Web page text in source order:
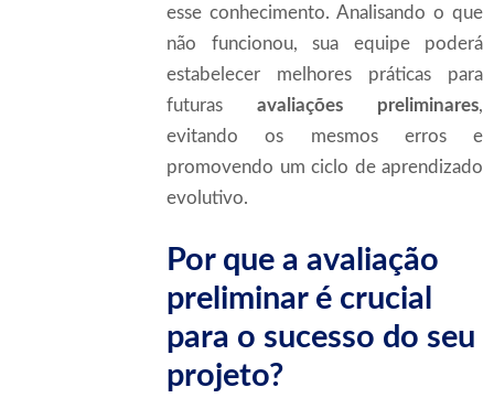
esse conhecimento. Analisando o que
não funcionou, sua equipe poderá
estabelecer melhores práticas para
futurasavaliações preliminares,
evitando os mesmos erros e
promovendo um ciclo de aprendizado
evolutivo.
Por que a avaliação
preliminar é crucial
para o sucesso do seu
projeto?